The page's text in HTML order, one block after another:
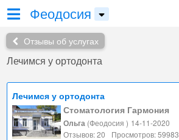
Феодосия
Отзывы об услугах
Лечимся у ортодонта
Лечимся у ортодонта
Стоматология Гармония
Ольга (Феодосия ) 14-11-2020
Отзывов: 20
Просмотров: 59983